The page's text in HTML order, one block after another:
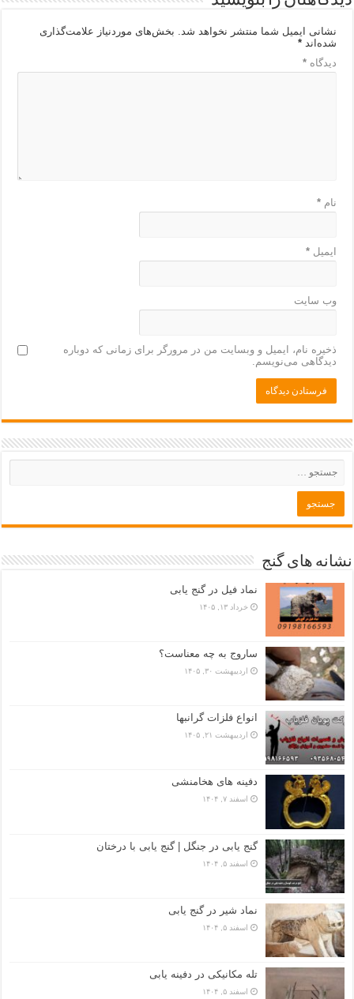
نشانی ایمیل شما منتشر نخواهد شد.
بخش‌های موردنیاز علامت‌گذاری
شده‌اند*
دیدگاه*
نام*
ایمیل*
وب‌ سایت
ذخیره نام، ایمیل و وبسایت من در مرورگر برای زمانی که دوباره
دیدگاهی می‌نویسم.
نشانه های گنج
نماد فیل در گنج یابی
خرداد ۱۳, ۱۴۰۵
ساروج به چه معناست؟
اردیبهشت ۳۰, ۱۴۰۵
انواع فلزات گرانبها
اردیبهشت ۲۱, ۱۴۰۵
دفینه های هخامنشی
اسفند ۷, ۱۴۰۴
گنج یابی در جنگل | گنج یابی با درختان
اسفند ۵, ۱۴۰۴
نماد شیر در گنج یابی
اسفند ۵, ۱۴۰۴
تله مکانیکی در دفینه یابی
اسفند ۵, ۱۴۰۴